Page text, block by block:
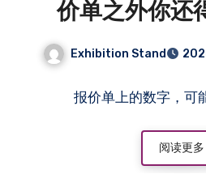
价单之外你还
Exhibition Stand
报价单上的数字，可
阅读更多